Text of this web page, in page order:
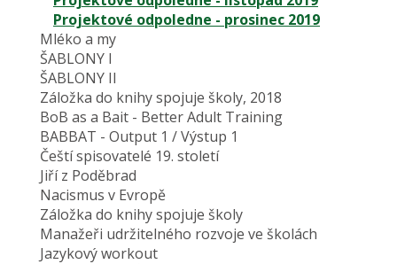
Projektové odpoledne - prosinec 2019
Mléko a my
ŠABLONY I
ŠABLONY II
Záložka do knihy spojuje školy, 2018
BoB as a Bait - Better Adult Training
BABBAT - Output 1 / Výstup 1
Čeští spisovatelé 19. století
Jiří z Poděbrad
Nacismus v Evropě
Záložka do knihy spojuje školy
Manažeři udržitelného rozvoje ve školách
Jazykový workout